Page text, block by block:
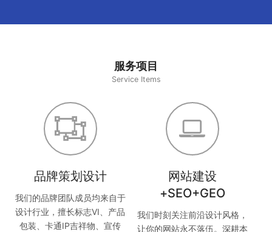
服务项目
Service Items
品牌策划设计
我们的品牌团队成员均来自于
设计行业，擅长标志VI、产品
包装、卡通IP吉祥物、宣传
网站建设
+SEO+GEO
我们时刻关注前沿设计风格，
让你的网站永不落伍。深耕本